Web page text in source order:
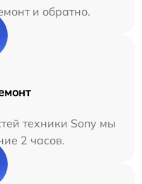
и обратно.
техники Sony мы
2 часов.